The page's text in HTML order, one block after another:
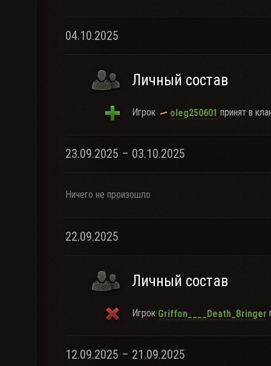
04.10.2025
Личный состав
Игрок oleg250601 принят в
23.09.2025 – 03.10.2025
Ничего не произошло
22.09.2025
Личный состав
Игрок Griffon____Death_Bringer
12.09.2025 – 21.09.2025